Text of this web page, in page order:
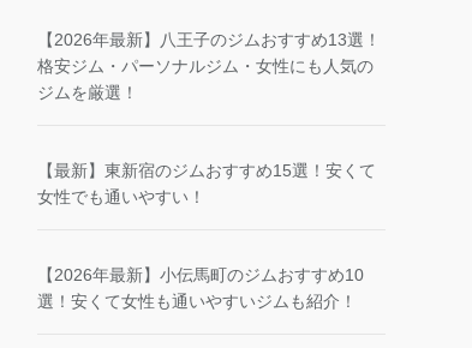
【2026年最新】八王子のジムおすすめ13選！
格安ジム・パーソナルジム・女性にも人気の
ジムを厳選！
【最新】東新宿のジムおすすめ15選！安くて
女性でも通いやすい！
【2026年最新】小伝馬町のジムおすすめ10
選！安くて女性も通いやすいジムも紹介！